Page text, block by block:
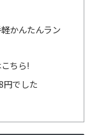
かんたんラン
ちら!
円でした